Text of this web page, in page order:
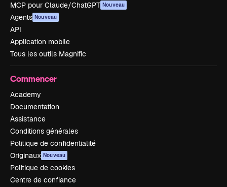
MCP pour Claude/ChatGPT Nouveau
Agents Nouveau
API
Application mobile
Tous les outils Magnific
Commencer
Academy
Documentation
Assistance
Conditions générales
Politique de confidentialité
Originaux Nouveau
Politique de cookies
Centre de confiance